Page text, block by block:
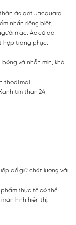
thân áo dệt Jacquard
nhấn riêng biệt,
mặc. Áo có đa
hợp trang phục.
bóng và nhẵn mịn, khô
thoải mái
tím than 24
để giữ chất lượng vải
phẩm thực tế có thể
hình hiển thị.